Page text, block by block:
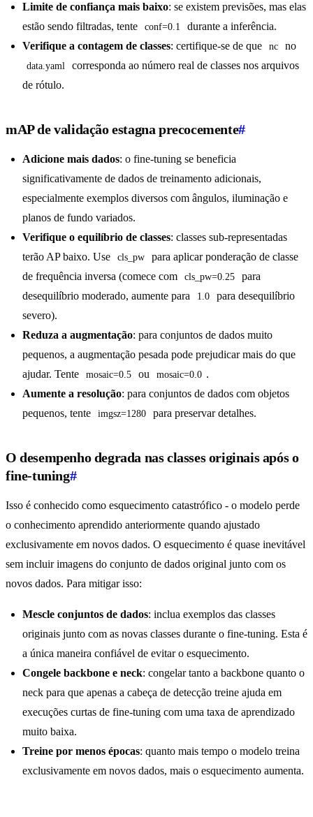
Limite de confiança mais baixo: se existem previsões, mas elas
estão sendo filtradas, tente
conf=0.1
durante a inferência.
Verifique a contagem de classes: certifique-se de que nc no
data.yaml
corresponda ao número real de classes nos arquivos
de rótulo.
mAP de validação estagna precocemente#
Adicione mais dados: o fine-tuning se beneficia
significativamente de dados de treinamento adicionais,
especialmente exemplos diversos com ângulos, iluminação e
planos de fundo variados.
Verifique o equilíbrio de classes: classes sub-representadas
terão AP baixo. Use
cls_pw
para aplicar ponderação de classe
de frequência inversa (comece com
cls_pw=0.25
para
desequilíbrio moderado, aumente para
1.0
para desequilíbrio
severo).
Reduza a augmentação: para conjuntos de dados muito
pequenos, a augmentação pesada pode prejudicar mais do que
ajudar. Tente
mosaic=0.5 ou mosaic=0.0 .
Aumente a resolução: para conjuntos de dados com objetos
pequenos, tente
imgsz=1280 para preservar detalhes.
O desempenho degrada nas classes originais após o
fine-tuning#
Isso é conhecido como esquecimento catastrófico - o modelo perde
o conhecimento aprendido anteriormente quando ajustado
exclusivamente em novos dados. O esquecimento é quase inevitável
sem incluir imagens do conjunto de dados original junto com os
novos dados. Para mitigar isso:
Mescle conjuntos de dados: inclua exemplos das classes
originais junto com as novas classes durante o fine-tuning. Esta é
a única maneira confiável de evitar o esquecimento.
Congele backbone e neck: congelar tanto a backbone quanto o
neck para que apenas a cabeça de detecção treine ajuda em
execuções curtas de fine-tuning com uma taxa de aprendizado
muito baixa.
Treine por menos épocas: quanto mais tempo o modelo treina
exclusivamente em novos dados, mais o esquecimento aumenta.